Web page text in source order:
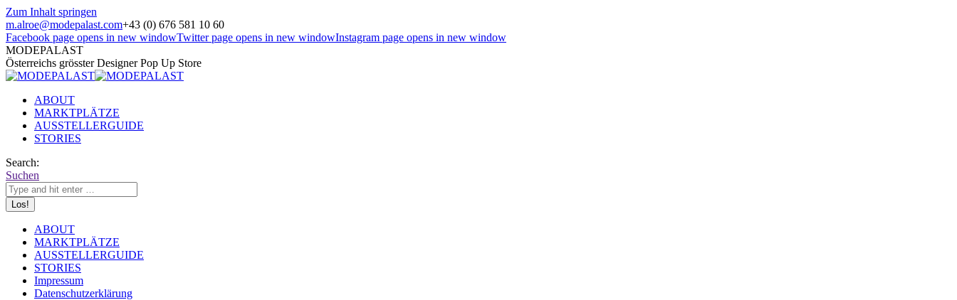
Zum Inhalt springen
m.alroe@modepalast.com+43 (0) 676 581 10 60
Facebook page opens in new windowTwitter page opens in new windowInstagram page opens in new window
MODEPALAST
Österreichs grösster Designer Pop Up Store
ABOUT
MARKTPLÄTZE
AUSSTELLERGUIDE
STORIES
Search:
Suchen
ABOUT
MARKTPLÄTZE
AUSSTELLERGUIDE
STORIES
Impressum
Datenschutzerklärung